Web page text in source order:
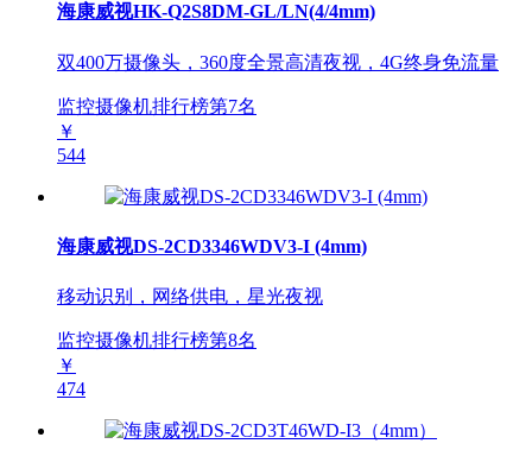
海康威视HK-Q2S8DM-GL/LN(4/4mm)
双400万摄像头，360度全景高清夜视，4G终身免流量
监控摄像机排行榜第7名
￥
544
海康威视DS-2CD3346WDV3-I (4mm)
移动识别，网络供电，星光夜视
监控摄像机排行榜第8名
￥
474